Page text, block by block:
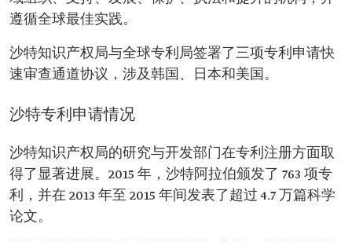
遵循全球最佳实践。
沙特知识产权局与全球专利局签署了三项专利申请快
速审查通道协议，涉及韩国、日本和美国。
沙特专利申请情况
沙特知识产权局的研究与开发部门在专利注册方面取
得了显著进展。2015 年，沙特阿拉伯颁发了 763 项专
利，并在 2013 年至 2015 年间发表了超过 4.7 万篇科学
论文。